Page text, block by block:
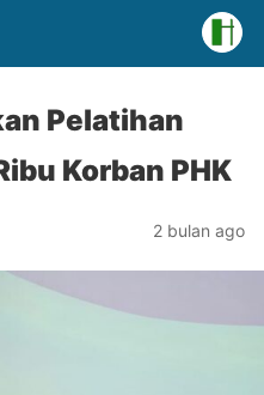
Pelatihan
Korban PHK
2 bulan ago